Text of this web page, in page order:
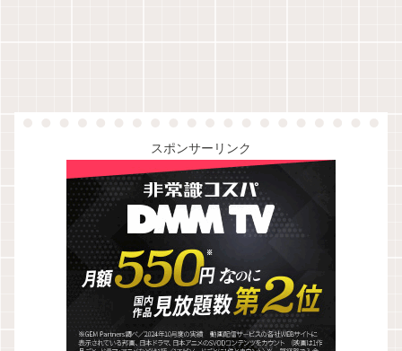
スポンサーリンク